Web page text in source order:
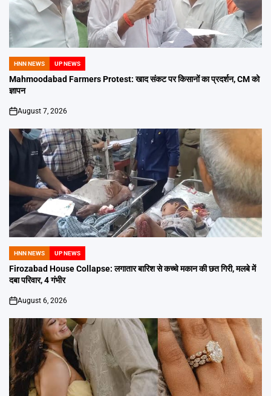
POSTED
IN
HNN NEWS UP NEWS
Mahmoodabad Farmers Protest: खाद संकट पर किसानों का प्रदर्शन, CM को
ज्ञापन
on
August 7, 2026
POSTED
IN
HNN NEWS UP NEWS
Firozabad House Collapse: लगातार बारिश से कच्चे मकान की छत गिरी, मलबे में
दबा परिवार, 4 गंभीर
on
August 6, 2026